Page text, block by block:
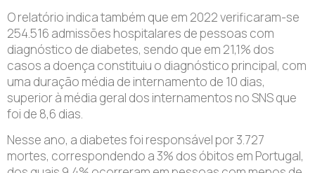
O relatório indica também que em 2022 verificaram-se
254.516 admissões hospitalares de pessoas com
diagnóstico de diabetes, sendo que em 21,1% dos
casos a doença constituiu o diagnóstico principal, com
uma duração média de internamento de 10 dias,
superior à média geral dos internamentos no SNS que
foi de 8,6 dias.
Nesse ano, a diabetes foi responsável por 3.727
mortes, correspondendo a 3% dos óbitos em Portugal,